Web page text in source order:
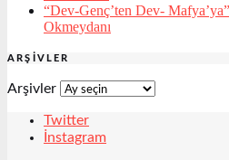
“Dev-Genç’ten Dev-
Okmeydanı
ARŞIVLER
Arşivler
Twitter
İnstagram